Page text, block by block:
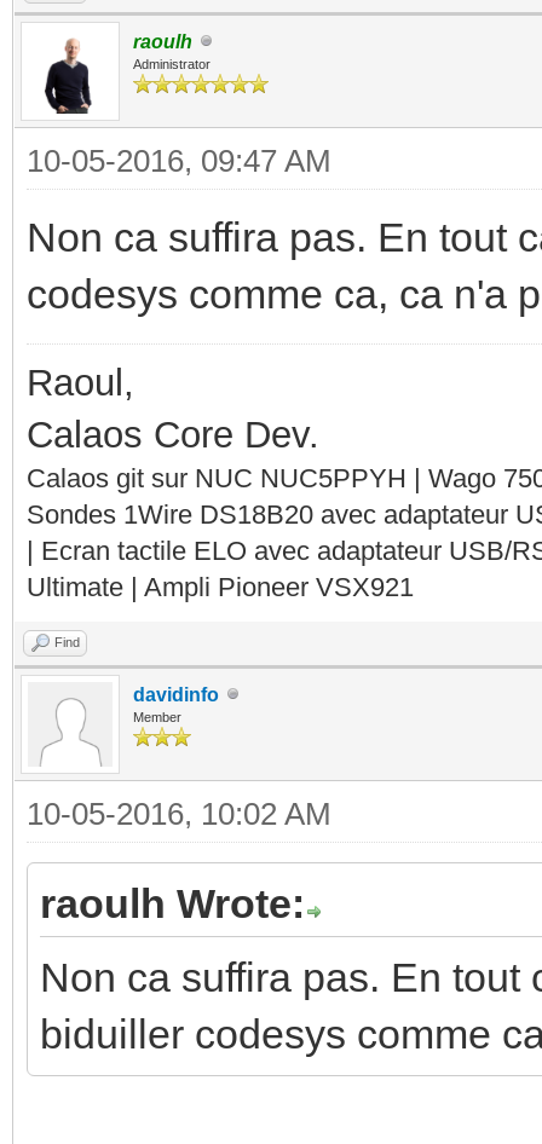
raoulh
Administrator
10-05-2016, 09:47 AM
Non ca suffira pas. En tout
codesys comme ca, ca n'a
Raoul,
Calaos Core Dev.
Calaos git sur NUC NUC5PPYH | Wago
Sondes 1Wire DS18B20 avec adaptateur
| Ecran tactile ELO avec adaptateur USB/
Ultimate | Ampli Pioneer VSX921
Find
davidinfo
Member
10-05-2016, 10:02 AM
raoulh Wrote:
Non ca suffira pas. En
biduiller codesys comme